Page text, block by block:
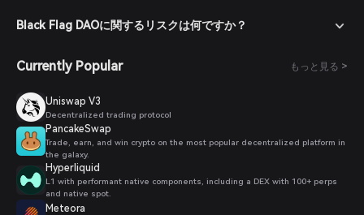
Black Flag DAOに関するリスクは何ですか？
Currently Popular もっと見る >
Uniswap V3
Decentralized trading protocol
PancakeSwap
Trade, earn, and win crypto on the most popular decentralized platform in
the galaxy.
Hyperliquid
L1 with performant native components, including a DEX with 100+ perps
and native spot.
Meteora